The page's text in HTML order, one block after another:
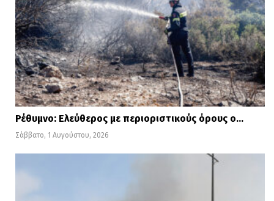
Ρέθυμνο: Ελεύθερος με περιοριστικούς όρους ο…
Σάββατο, 1 Αυγούστου, 2026